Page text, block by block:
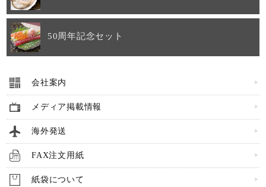
50周年記念セット
会社案内
メディア掲載情報
海外発送
FAX注文用紙
紙袋について